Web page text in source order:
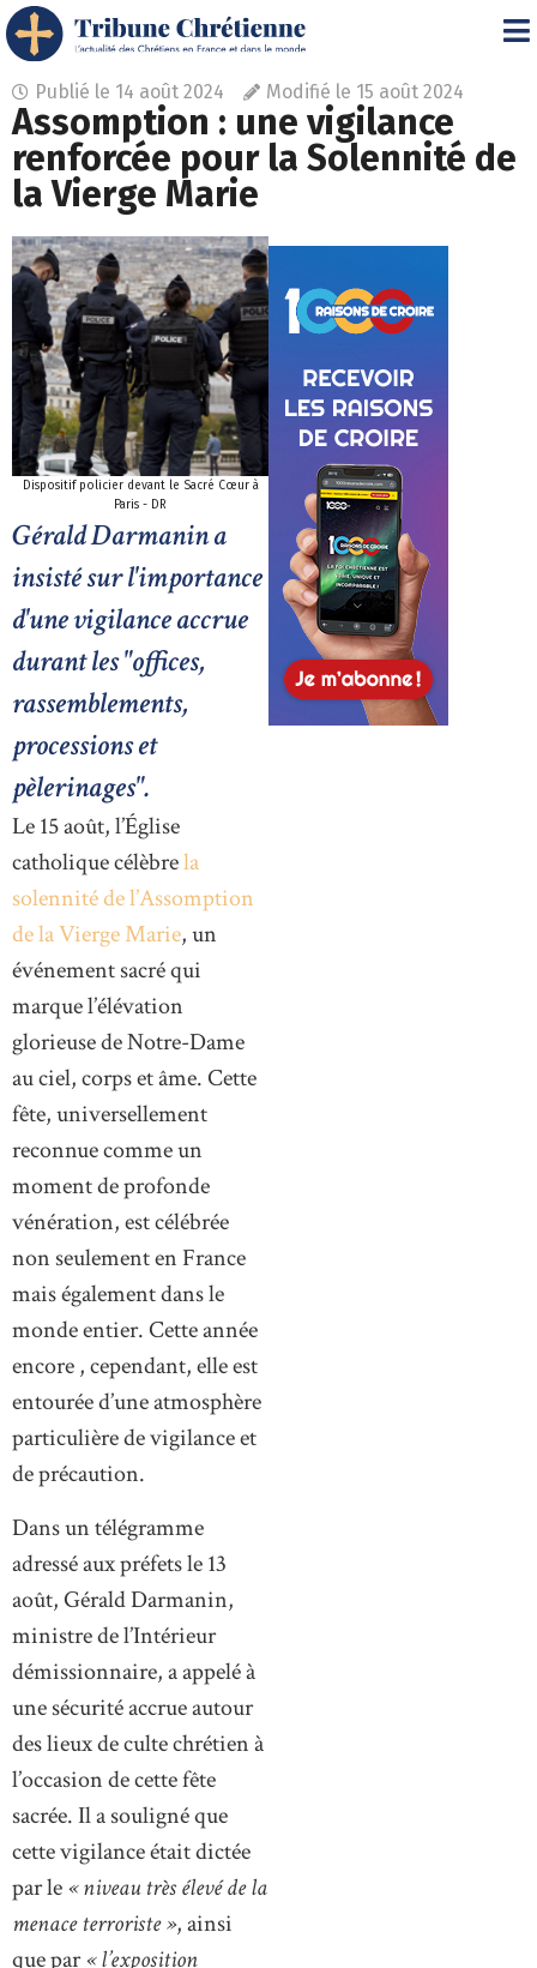
Publié le 14 août 2024 Modifié le 15 août 2024
Assomption : une vigilance
renforcée pour la Solennité de
la Vierge Marie
Dispositif policier devant le Sacré Cœur à
Paris - DR
Gérald Darmanin a
insisté sur l'importance
d'une vigilance accrue
durant les "offices,
rassemblements,
processions et
pèlerinages".
Le 15 août, l’Église
catholique célèbrela
solennité de l’Assomption
de la Vierge Marie, un
événement sacré qui
marque l’élévation
glorieuse de Notre-Dame
au ciel, corps et âme. Cette
fête, universellement
reconnue comme un
moment de profonde
vénération, est célébrée
non seulement en France
mais également dans le
monde entier. Cette année
encore , cependant, elle est
entourée d’une atmosphère
particulière de vigilance et
de précaution.
Dans un télégramme
adressé aux préfets le 13
août, Gérald Darmanin,
ministre de l’Intérieur
démissionnaire, a appelé à
une sécurité accrue autour
des lieux de culte chrétien à
l’occasion de cette fête
sacrée. Il a souligné que
cette vigilance était dictée
par le« niveau très élevé de la
menace terroriste », ainsi
que par« l’exposition